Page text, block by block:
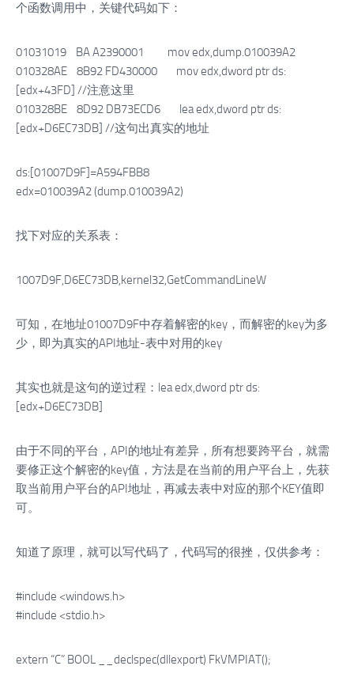
个函数调用中，关键代码如下：
01031019 BA A2390001 mov edx,dump.010039A2
010328AE 8B92 FD430000 mov edx,dword ptr ds:
[edx+43FD] //注意这里
010328BE 8D92 DB73ECD6 lea edx,dword ptr ds:
[edx+D6EC73DB] //这句出真实的地址
ds:[01007D9F]=A594FBB8
edx=010039A2 (dump.010039A2)
找下对应的关系表：
1007D9F,D6EC73DB,kernel32,GetCommandLineW
可知，在地址01007D9F中存着解密的key，而解密的key为多
少，即为真实的API地址-表中对用的key
其实也就是这句的逆过程：lea edx,dword ptr ds:
[edx+D6EC73DB]
由于不同的平台，API的地址有差异，所有想要跨平台，就需
要修正这个解密的key值，方法是在当前的用户平台上，先获
取当前用户平台的API地址，再减去表中对应的那个KEY值即
可。
知道了原理，就可以写代码了，代码写的很挫，仅供参考：
#include <windows.h>
#include <stdio.h>
extern “C” BOOL __declspec(dllexport) FkVMPIAT();